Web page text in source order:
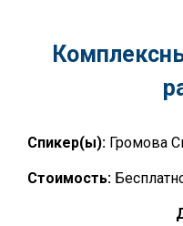
Спикер(ы): Громова
Стоимость: